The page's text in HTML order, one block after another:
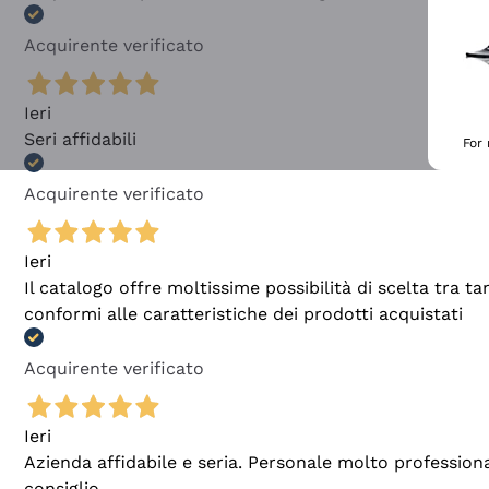
Acquirente verificato
Ieri
Seri affidabili
Acquirente verificato
Ieri
Il catalogo offre moltissime possibilità di scelta tra
conformi alle caratteristiche dei prodotti acquistati
Acquirente verificato
Ieri
Azienda affidabile e seria. Personale molto
For